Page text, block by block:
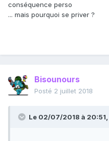
conséquence perso
... mais pourquoi se priver ?
Bisounours
Posté 2 juillet 2018
Le 02/07/2018 à 20:51,